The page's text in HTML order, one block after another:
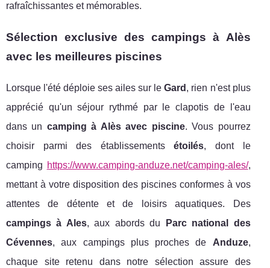
rafraîchissantes et mémorables.
Sélection exclusive des campings à Alès
avec les meilleures piscines
Lorsque l'été déploie ses ailes sur leGard , rien n'est plus
apprécié qu'un séjour rythmé par le clapotis de l'eau
dans un camping à Alès avec piscine. Vous pourrez
choisir parmi des établissementsétoilés, dont le
camping https://www.camping-anduze.net/camping-ales/,
mettant à votre disposition des piscines conformes à vos
attentes de détente et de loisirs aquatiques. Des
campings à Ales, aux abords du
Parc national des
Cévennes, aux campings plus proches de Anduze,
chaque site retenu dans notre sélection assure des